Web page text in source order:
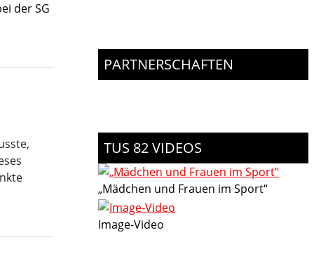
der SG
PARTNERSCHAFTEN
TUS 82 VIDEOS
„Mädchen und Frauen im Sport“
Image-Video